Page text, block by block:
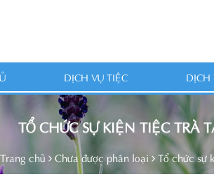
DỊCH VỤ TIỆC DỊCH
TỔ CHỨC SỰ KIỆN TIỆC TRÀ
Trang chủ Chưa được phân loại Tổ chức sự